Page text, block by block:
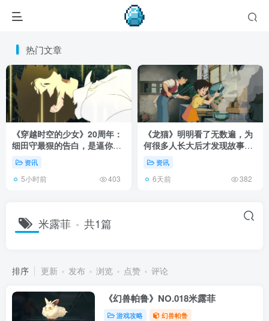
热门文章
《穿越时空的少女》20周年：
细田守最狠的告白，是逼你承
认有些夏天回不去了！
资讯
5小时前 403
《龙猫》明明看了无数遍，为
何很多人长大后才发现故事根
本不在 1988 年！
资讯
6天前 382
米露菲 共1篇
排序 更新 发布 浏览 点赞 评论
《幻兽帕鲁》NO.018米露菲
游戏攻略 幻兽帕鲁